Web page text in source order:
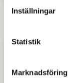
Inställningar
Statistik
Marknadsföring